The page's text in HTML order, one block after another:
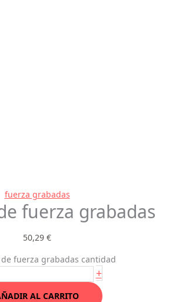
fuerza grabadas
fuerza grabadas
50,29 €
de fuerza grabadas cantidad
+
AL CARRITO